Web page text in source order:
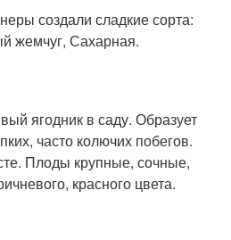
создали сладкие сорта:
жемчуг, Сахарная.
ягодник в саду. Образует
часто колючих побегов.
Плоды крупные, сочные,
красного цвета.